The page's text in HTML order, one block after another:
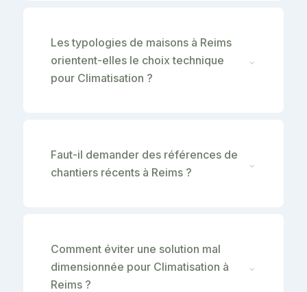
Les typologies de maisons à Reims
orientent-elles le choix technique
pour Climatisation ?
⌄
Faut-il demander des références de
chantiers récents à Reims ?
⌄
Comment éviter une solution mal
dimensionnée pour Climatisation à
Reims ?
⌄